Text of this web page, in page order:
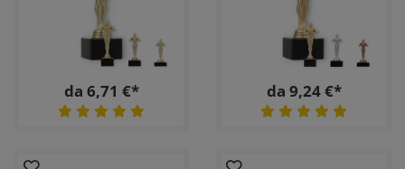
da 6,71 €* da 9,24 €*